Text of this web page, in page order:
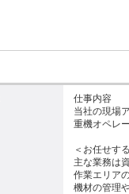
仕事内容
当社の現場
重機オペレ
＜お任せす
主な業務は
作業エリア
機材の管理